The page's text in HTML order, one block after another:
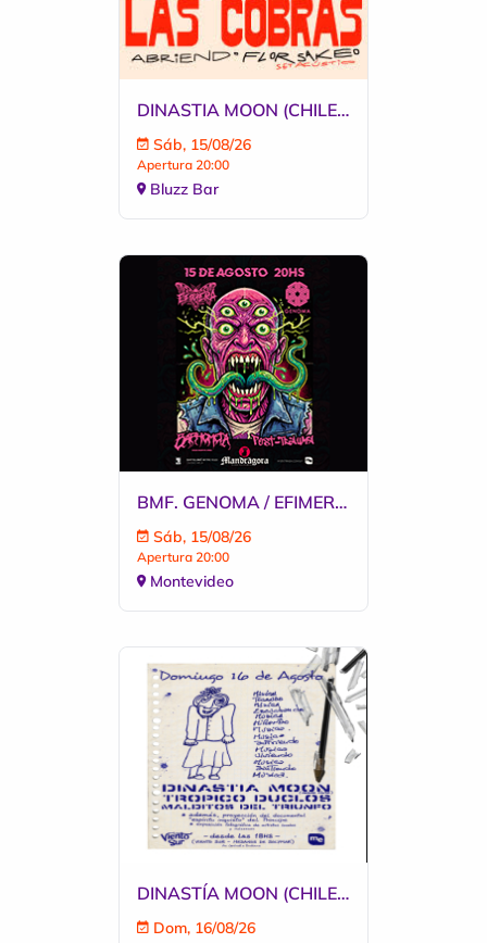
DINASTIA MOON (CHILE) - LAS COBRAS
Sáb, 15/08/26
Apertura 20:00
Bluzz Bar
BMF. GENOMA / EFIMERA / POST-TRAUMA / BAPHOMETA
Sáb, 15/08/26
Apertura 20:00
Montevideo
DINASTÍA MOON (CHILE) - TRÓPICO DUCLÓS
Dom, 16/08/26